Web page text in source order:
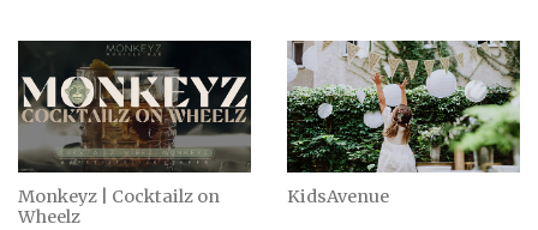
Monkeyz | Cocktailz on
Wheelz
KidsAvenue